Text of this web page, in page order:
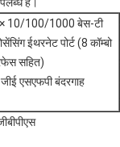
है।
10/100/1000 बेस-टी
ईथरनेट पोर्ट (8 कॉम्बो
सहित)
एसएफपी बंदरगाह